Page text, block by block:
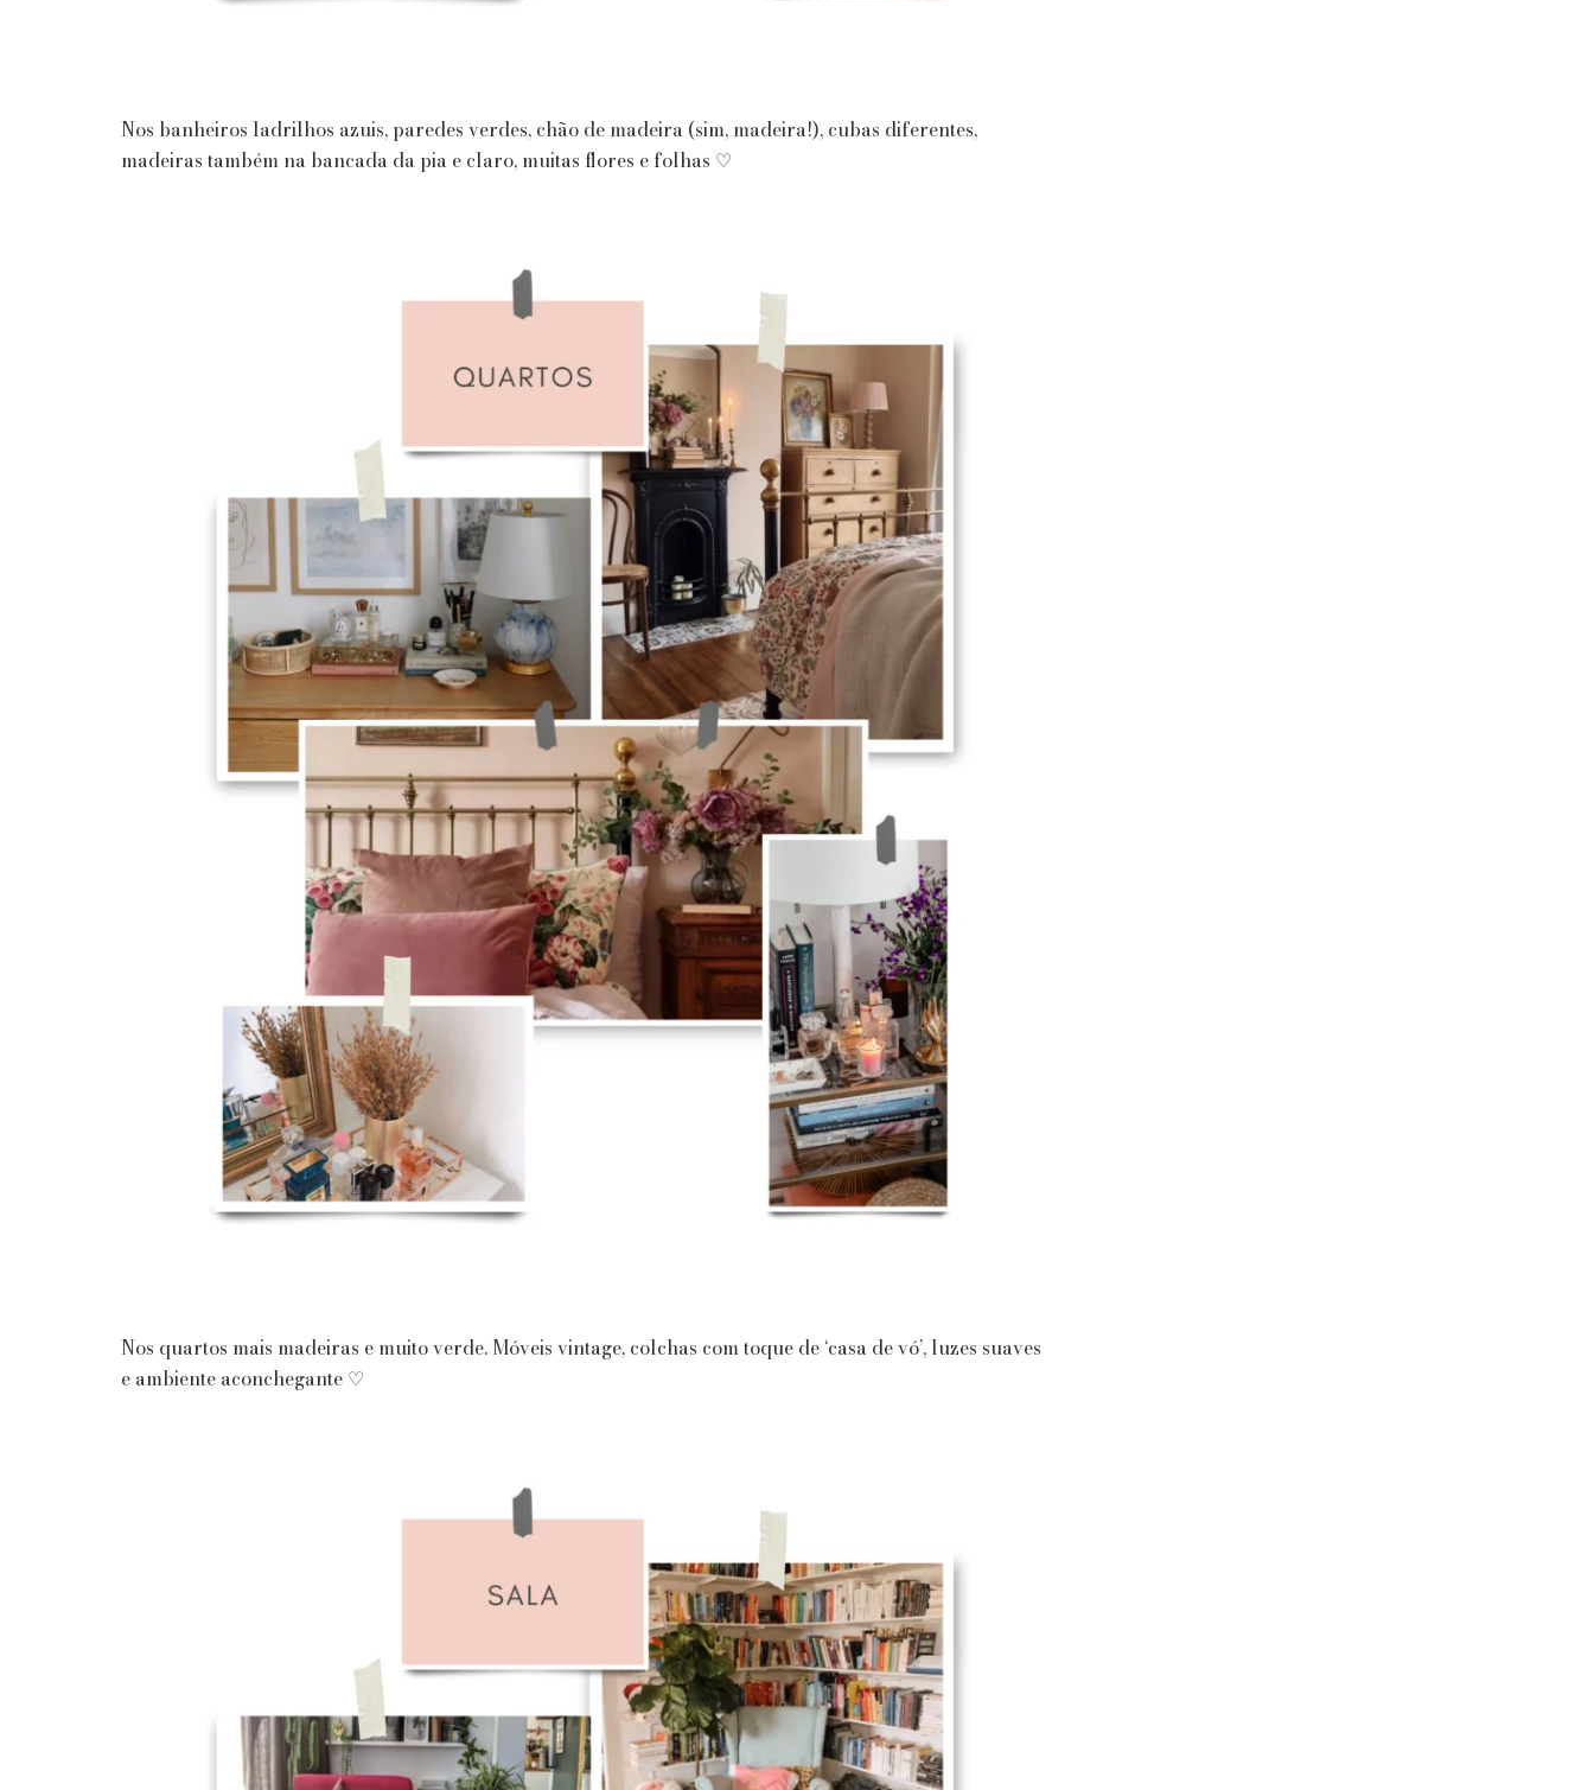
Nos banheiros ladrilhos azuis, paredes verdes, chão de madeira (sim, madeira!), cubas diferentes,
madeiras também na bancada da pia e claro, muitas flores e folhas ♡
Nos quartos mais madeiras e muito verde. Móveis vintage, colchas com toque de ‘casa de vó’, luzes suaves
e ambiente aconchegante ♡